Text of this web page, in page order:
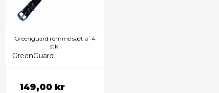
Greenguard remme sæt a`4
stk.
GreenGuard
149,00 kr